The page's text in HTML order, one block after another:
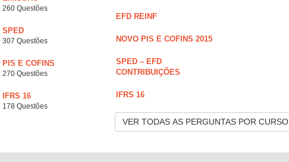
260 Questões
SPED
307 Questões
PIS E COFINS
270 Questões
IFRS 16
178 Questões
EFD REINF
NOVO PIS E COFINS 2015
SPED – EFD
CONTRIBUIÇÕES
IFRS 16
VER TODAS AS PERGUNTAS POR CURSO